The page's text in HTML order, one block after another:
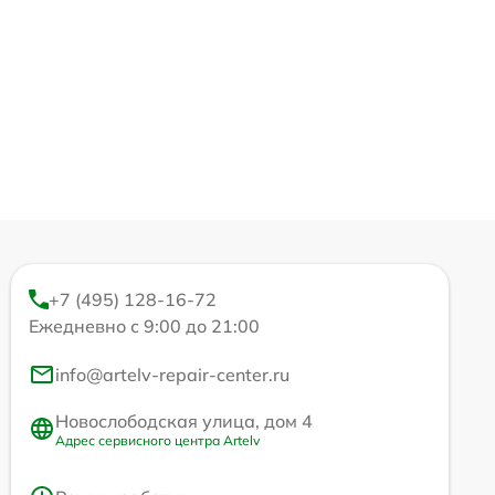
+7 (495) 128-16-72
Ежедневно с 9:00 до 21:00
info@artelv-repair-center.ru
Новослободская улица, дом 4
Адрес сервисного центра Artelv